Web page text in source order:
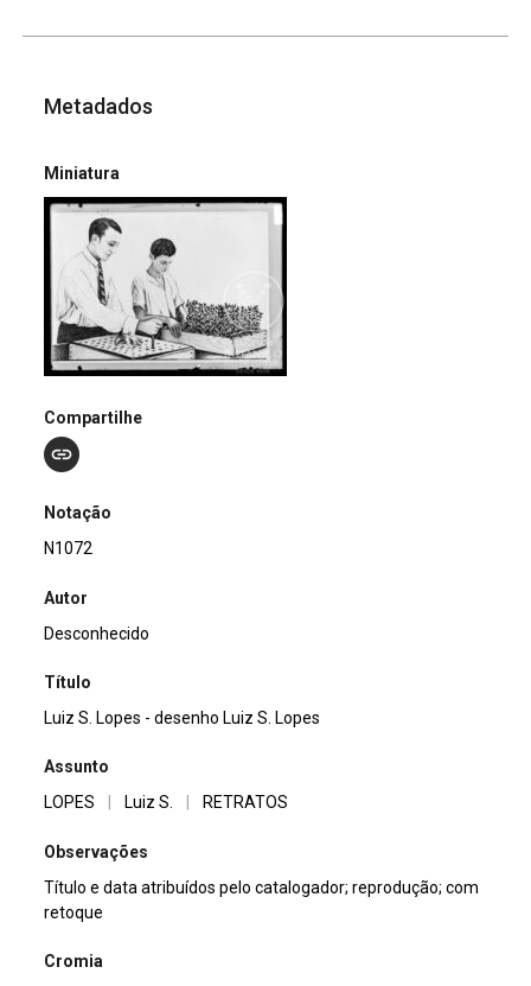
Metadados
Miniatura
Compartilhe
Notação
N1072
Autor
Desconhecido
Título
Luiz S. Lopes - desenho Luiz S. Lopes
Assunto
LOPES
Luiz S. RETRATOS
Observações
Título e data atribuídos pelo catalogador; reprodução; com
retoque
Cromia